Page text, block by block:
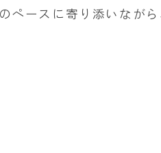
ースに寄り添いながら